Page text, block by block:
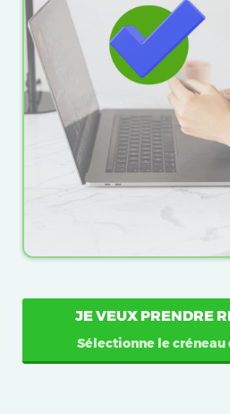
JE VEUX PRENDRE
Sélectionne le